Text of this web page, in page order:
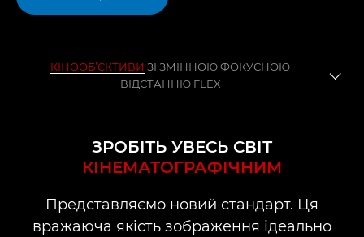
КІНООБ’ЄКТИВИ ЗІ ЗМІННОЮ ФОКУСНОЮ
ВІДСТАННЮ FLEX
ЛІНІЙКА ОБ’ЄКТИВІВ ЗІ ЗМІННОЮ ФОКУСНОЮ
ВІДСТАННЮ FLEX ZOOM
ЗРОБІТЬ УВЕСЬ СВІТ
КІНЕМАТОГРАФІЧНИМ
Представляємо новий стандарт. Ця
вражаюча якість зображення ідеально